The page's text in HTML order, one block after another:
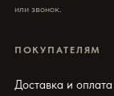
или звонок.
ПОКУПАТЕЛЯМ
Доставка и оплата